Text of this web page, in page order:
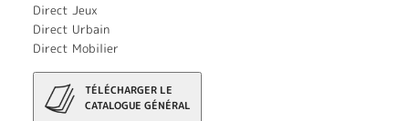
Direct Jeux
Direct Urbain
Direct Mobilier
TÉLÉCHARGER LE
CATALOGUE GÉNÉRAL